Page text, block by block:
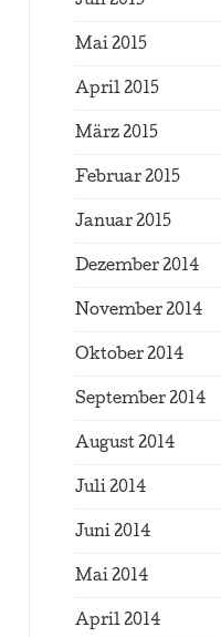
Mai 2015
April 2015
März 2015
Februar 2015
Januar 2015
Dezember 2014
November 2014
Oktober 2014
September 2014
August 2014
Juli 2014
Juni 2014
Mai 2014
April 2014